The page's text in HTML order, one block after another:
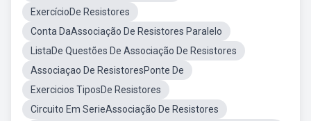
ExercícioDe Resistores
Conta DaAssociação De Resistores Paralelo
ListaDe Questões De Associação De Resistores
Associaçao De ResistoresPonte De
Exercicios TiposDe Resistores
Circuito Em SerieAssociação De Resistores